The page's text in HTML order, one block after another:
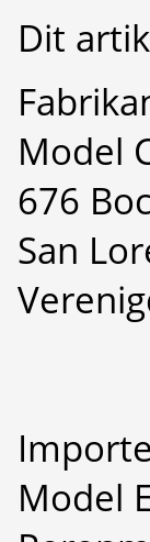
Dit
Model
676
San
Model